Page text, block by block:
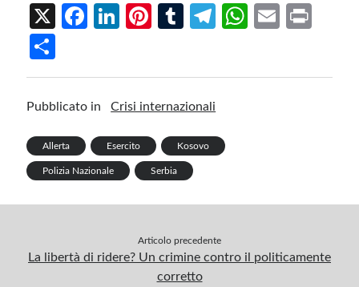
X
Fa
o
k
Li
n
Pi
t
T
r
Te
m
W
E
h
ar
Pubblicato in Crisi internazionali
Allerta Esercito Kosovo
Polizia Nazionale Serbia
Articolo precedente
La libertà di ridere? Un crimine contro il politicamente
corretto